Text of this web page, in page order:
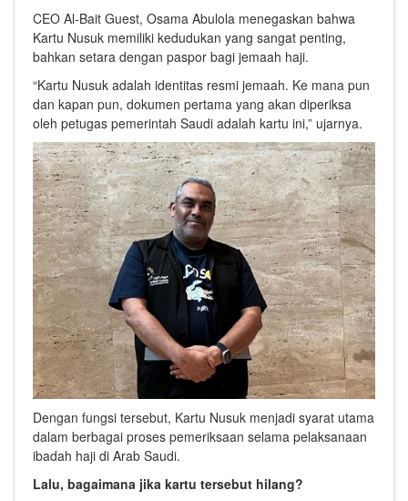
CEO Al-Bait Guest, Osama Abulola menegaskan bahwa
Kartu Nusuk memiliki kedudukan yang sangat penting,
bahkan setara dengan paspor bagi jemaah haji.
“Kartu Nusuk adalah identitas resmi jemaah. Ke mana pun
dan kapan pun, dokumen pertama yang akan diperiksa
oleh petugas pemerintah Saudi adalah kartu ini,” ujarnya.
Dengan fungsi tersebut, Kartu Nusuk menjadi syarat utama
dalam berbagai proses pemeriksaan selama pelaksanaan
ibadah haji di Arab Saudi.
Lalu, bagaimana jika kartu tersebut hilang?